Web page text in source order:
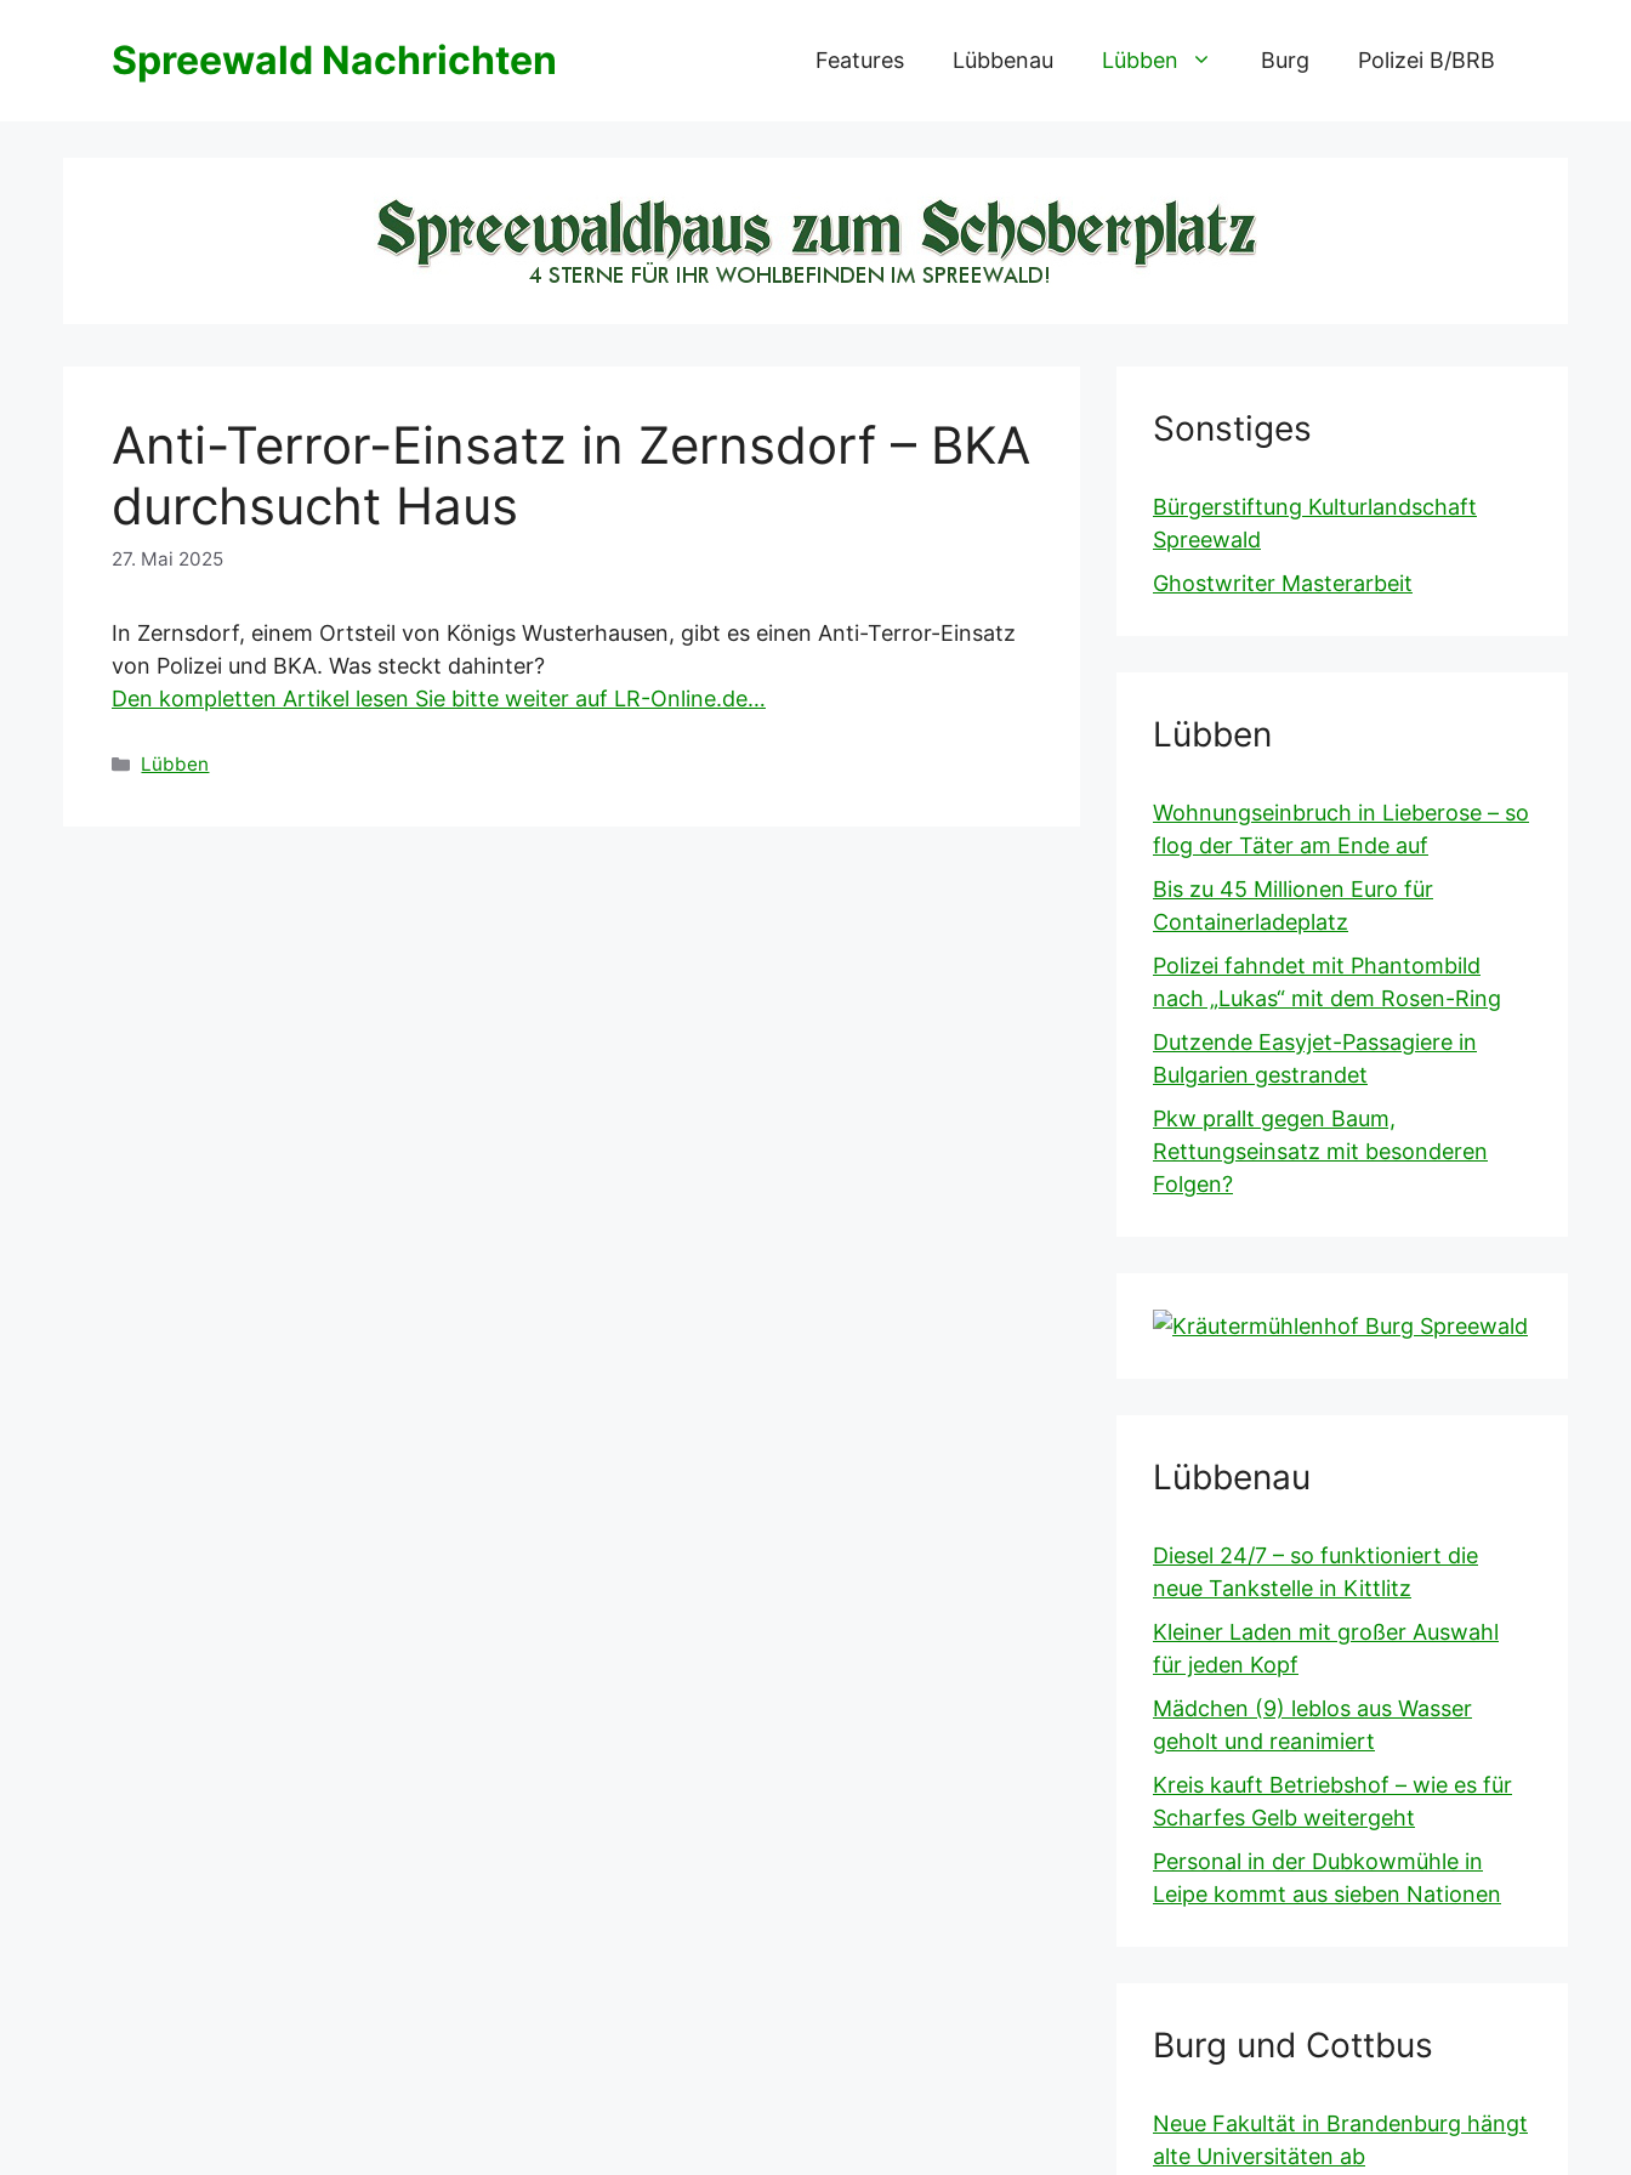
Spreewald Nachrichten Features Lübbenau Lübben Burg Polizei B/BRB
Anti-Terror-Einsatz in Zernsdorf – BKA
durchsucht Haus
27. Mai 2025
In Zernsdorf, einem Ortsteil von Königs Wusterhausen, gibt es einen Anti-Terror-Einsatz
von Polizei und BKA. Was steckt dahinter?
Den kompletten Artikel lesen Sie bitte weiter auf LR-Online.de…
Kategorien
Lübben
Sonstiges
Bürgerstiftung Kulturlandschaft
Spreewald
Ghostwriter Masterarbeit
Lübben
Wohnungseinbruch in Lieberose – so
flog der Täter am Ende auf
Bis zu 45 Millionen Euro für
Containerladeplatz
Polizei fahndet mit Phantombild
nach „Lukas“ mit dem Rosen-Ring
Dutzende Easyjet-Passagiere in
Bulgarien gestrandet
Pkw prallt gegen Baum,
Rettungseinsatz mit besonderen
Folgen?
Lübbenau
Diesel 24/7 – so funktioniert die
neue Tankstelle in Kittlitz
Kleiner Laden mit großer Auswahl
für jeden Kopf
Mädchen (9) leblos aus Wasser
geholt und reanimiert
Kreis kauft Betriebshof – wie es für
Scharfes Gelb weitergeht
Personal in der Dubkowmühle in
Leipe kommt aus sieben Nationen
Burg und Cottbus
Neue Fakultät in Brandenburg hängt
alte Universitäten ab